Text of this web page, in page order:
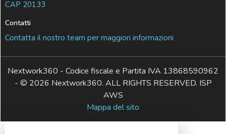
CAP 20133
Contatti
Contatta il nostro team per maggiori informazioni
Nextwork360 - Codice fiscale e Partita IVA 13868590962
- © 2026 Nextwork360. ALL RIGHTS RESERVED. ISP
AWS
Mappa del sito